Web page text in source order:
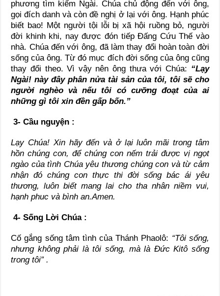
phương tìm kiếm Ngài. Chúa chủ động đến với ông,
gọi đích danh và còn đề nghị ở lại với ông. Hạnh phúc
biết bao! Một người tội lỗi bị xã hội ruồng bỏ, người
đời khinh khi, nay được đón tiếp Đấng Cứu Thế vào
nhà. Chúa đến với ông, đã làm thay đổi hoàn toàn đời
sống của ông. Từ đó mục đích đời sống của ông cũng
thay đổi theo. Vì vậy nên ông thưa với Chúa: “Lạy
Ngài! này đây phân nửa tài sản của tôi, tôi sẽ cho
người nghèo và nếu tôi có cưỡng đoạt của ai
những gì tôi xin đền gấp bốn.”
3- Cầu nguyện :
Lạy Chúa! Xin hãy đến và ở lại luôn mãi trong tâm
hồn chúng con, để chúng con nếm trải được vị ngọt
ngào của tình Chúa yêu thương chúng con và từ cảm
nhận đó chúng con thực thi đời sống bác ái yêu
thương, luôn biết mang lai cho tha nhân niềm vui,
hạnh phuc và bình an.Amen.
4- Sống Lời Chúa :
Cố gắng sống tâm tình của Thánh Phaolô: “Tôi sống,
nhưng không phải là tôi sống, mà là Đức Kitô sống
trong tôi” .